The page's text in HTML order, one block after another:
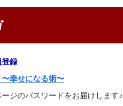
登録
〜幸せになる術〜
ジのパスワードをお届けします♪